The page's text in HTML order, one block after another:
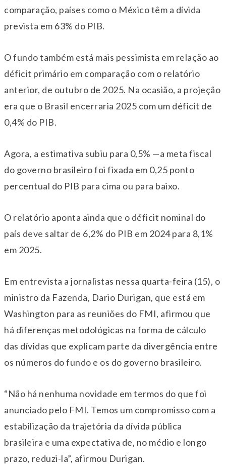
comparação, países como o México têm a dívida
prevista em 63% do PIB.
O fundo também está mais pessimista em relação ao
déficit primário em comparação com o relatório
anterior, de outubro de 2025. Na ocasião, a projeção
era que o Brasil encerraria 2025 com um déficit de
0,4% do PIB.
Agora, a estimativa subiu para 0,5% —a meta fiscal
do governo brasileiro foi fixada em 0,25 ponto
percentual do PIB para cima ou para baixo.
O relatório aponta ainda que o déficit nominal do
país deve saltar de 6,2% do PIB em 2024 para 8,1%
em 2025.
Em entrevista a jornalistas nessa quarta-feira (15), o
ministro da Fazenda, Dario Durigan, que está em
Washington para as reuniões do FMI, afirmou que
há diferenças metodológicas na forma de cálculo
das dívidas que explicam parte da divergência entre
os números do fundo e os do governo brasileiro.
“Não há nenhuma novidade em termos do que foi
anunciado pelo FMI. Temos um compromisso com a
estabilização da trajetória da dívida pública
brasileira e uma expectativa de, no médio e longo
prazo, reduzi-la”, afirmou Durigan.